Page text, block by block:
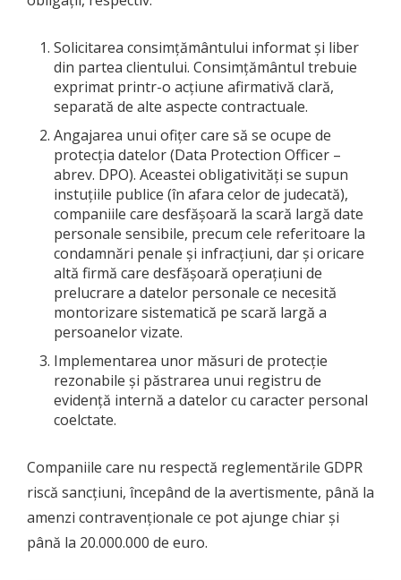
Solicitarea consimțământului informat și liber
din partea clientului. Consimțământul trebuie
exprimat printr-o acțiune afirmativă clară,
separată de alte aspecte contractuale.
Angajarea unui ofițer care să se ocupe de
protecția datelor (Data Protection Officer –
abrev. DPO). Aceastei obligativități se supun
instuțiile publice (în afara celor de judecată),
companiile care desfășoară la scară largă date
personale sensibile, precum cele referitoare la
condamnări penale și infracțiuni, dar și oricare
altă firmă care desfășoară operațiuni de
prelucrare a datelor personale ce necesită
montorizare sistematică pe scară largă a
persoanelor vizate.
Implementarea unor măsuri de protecție
rezonabile și păstrarea unui registru de
evidență internă a datelor cu caracter personal
coelctate.
Companiile care nu respectă reglementările GDPR
riscă sancțiuni, începând de la avertismente, până la
amenzi contravenționale ce pot ajunge chiar și
până la 20.000.000 de euro.